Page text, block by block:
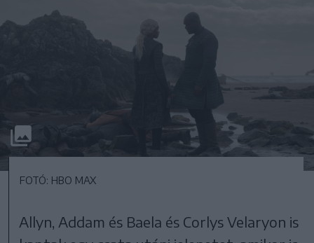
FOTÓ: HBO MAX
Allyn, Addam és Baela és Corlys Velaryon is